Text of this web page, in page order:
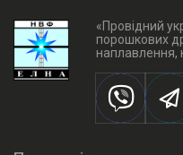
«Провідний
порошкових
наплавлення,